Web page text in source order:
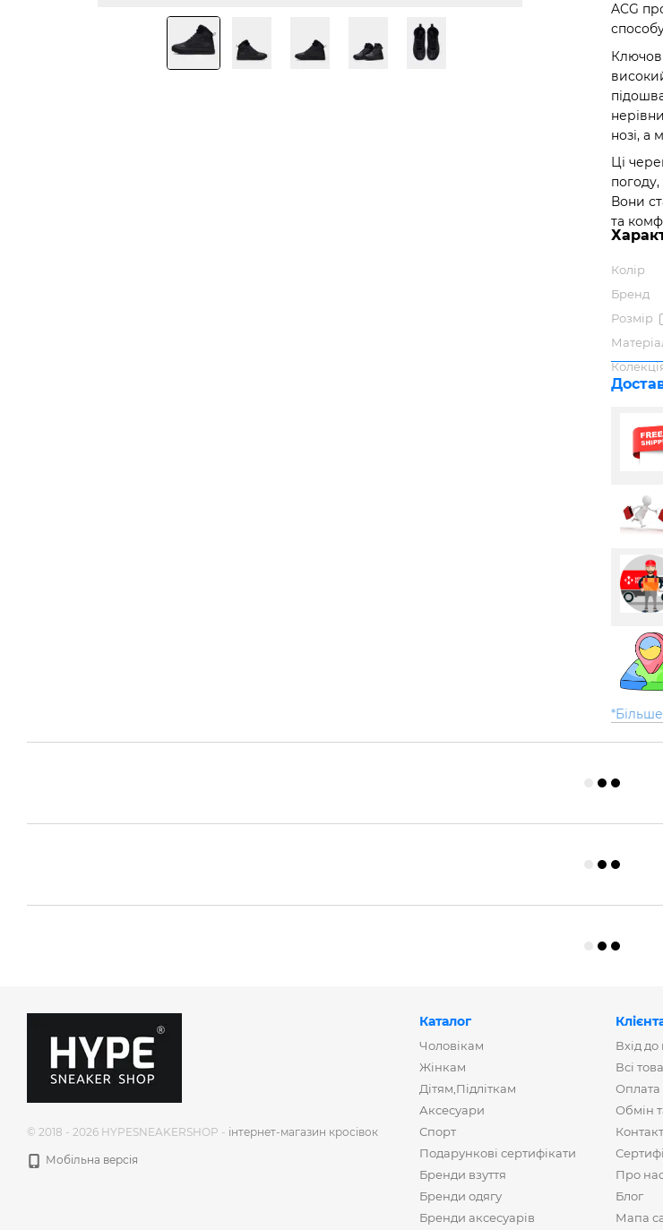
ACG
нозі, а
Ці
Вони
та
Колір
Бренд
Розмір
© 2018 - 2026 HYPESNEAKERSHOP - інтернет-магазин кросівок
Мобільна версія
Каталог
Чоловікам
Жінкам
Дітям,Підліткам
Аксесуари
Спорт
Подарункові сертифікати
Бренди взуття
Бренди одягу
Бренди аксесуарів
Вхід до
Всі
Оплата
Обмін
Про
Блог
Мапа